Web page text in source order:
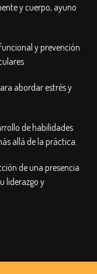
y cuerpo, ayuno
y prevención
abordar estrés y
de habilidades
allá de la práctica.
de una presencia
liderazgo y